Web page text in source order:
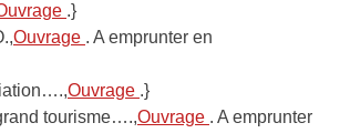
.}
Ouvrage . A emprunter en
Ouvrage .}
tourisme….,Ouvrage . A emprunter